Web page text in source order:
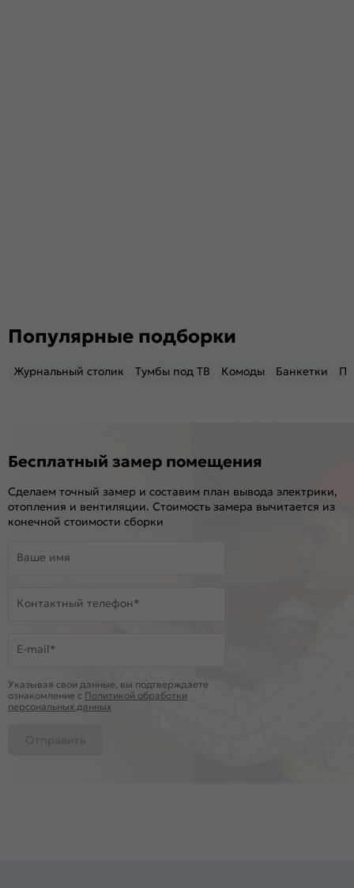
Популярные подборки
Журнальный столик Тумбы под ТВ Комоды Банкетки
Бесплатный замер помещения
Сделаем точный замер и составим план вывода электрики,
отопления и вентиляции. Стоимость замера вычитается из
конечной стоимости сборки
Ваше имя
Контактный телефон*
E-mail*
Указывая свои данные, вы подтверждаете
ознакомление c Политикой обработки
персональных данных
Отправить